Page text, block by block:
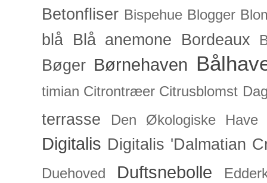
Betonfliser Bispehue Blogger
blå Blå anemone Bordeaux
Bøger Børnehaven
timian Citrontræer Citrusblomst
terrasse Den Økologiske Have
Digitalis Digitalis 'Dalmatian
Duehoved Duftsnebolle